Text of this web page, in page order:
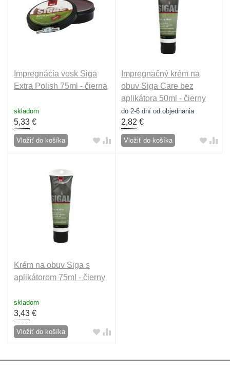
Impregnácia vosk Siga
Extra Polish 75ml - čierna
skladom
5,33 €
Vložiť do košíka
Impregnačný krém na
obuv Siga Care bez
aplikátora 50ml - čierny
do 2-6 dní od objednania
2,82 €
Vložiť do košíka
Krém na obuv Siga s
aplikátorom 75ml - čierny
skladom
3,43 €
Vložiť do košíka